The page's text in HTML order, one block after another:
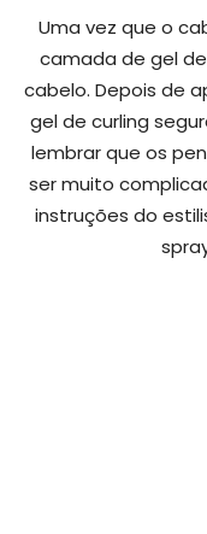
Uma vez que o
camada de gel
cabelo. Depois de
gel de curling
lembrar que os
ser muito
instruções do